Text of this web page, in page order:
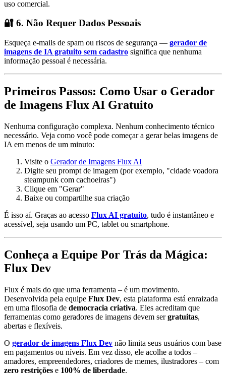
uso comercial.
🔐 6. Não Requer Dados Pessoais
Esqueça e-mails de spam ou riscos de segurança — gerador de
imagens de IA gratuito sem cadastro significa que nenhuma
informação pessoal é necessária.
Primeiros Passos: Como Usar o Gerador
de Imagens Flux AI Gratuito
Nenhuma configuração complexa. Nenhum conhecimento técnico
necessário. Veja como você pode começar a gerar belas imagens de
IA em menos de um minuto:
Visite o Gerador de Imagens Flux AI
Digite seu prompt de imagem (por exemplo, "cidade voadora
steampunk com cachoeiras")
Clique em "Gerar"
Baixe ou compartilhe sua criação
É isso aí. Graças ao acesso Flux AI gratuito, tudo é instantâneo e
acessível, seja usando um PC, tablet ou smartphone.
Conheça a Equipe Por Trás da Mágica:
Flux Dev
Flux é mais do que uma ferramenta – é um movimento.
Desenvolvida pela equipe Flux Dev, esta plataforma está enraizada
em uma filosofia de democracia criativa. Eles acreditam que
ferramentas como geradores de imagens devem sergratuitas,
abertas e flexíveis.
O gerador de imagens Flux Dev não limita seus usuários com base
em pagamentos ou níveis. Em vez disso, ele acolhe a todos –
amadores, empreendedores, criadores de memes, ilustradores – com
zero restrições e 100% de liberdade.